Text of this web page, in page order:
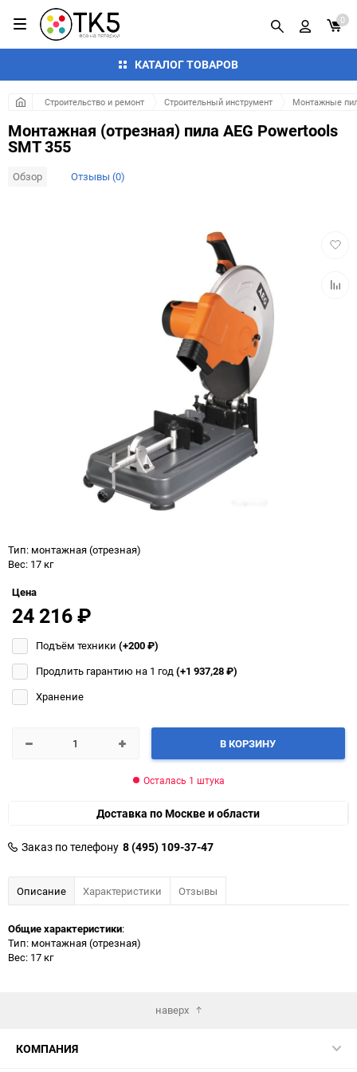
КАТАЛОГ ТОВАРОВ
0
Строительство и ремонт Строительный инструмент Монтажные
Монтажная (отрезная) пила AEG Powertools
SMT 355
Обзор Отзывы (0)
Тип: монтажная (отрезная)
Вес: 17 кг
Цена
24 216₽
Подъём техники (+200₽)
Продлить гарантию на 1 год(+1 937,28₽)
Хранение
В КОРЗИНУ
Осталась 1 штука
Доставка по Москве и области
Заказ по телефону 8 (495) 109-37-47
Описание Характеристики Отзывы
Общие характеристики:
Тип: монтажная (отрезная)
Вес: 17 кг
наверх
КОМПАНИЯ